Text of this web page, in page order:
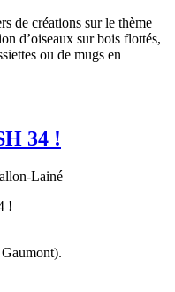
de créations sur le thème
d’oiseaux sur bois flottés,
ou de mugs en
34 !
Lainé